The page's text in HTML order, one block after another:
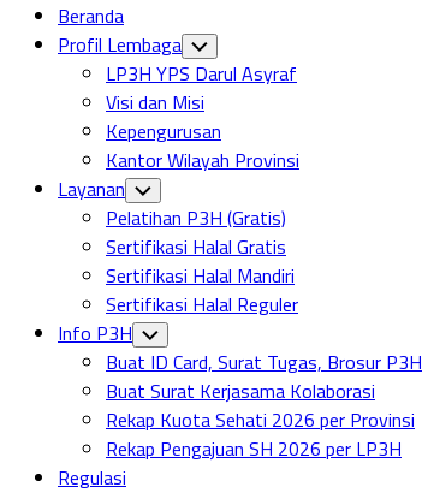
Beranda
Profil Lembaga Toggle
Child
Menu
LP3H YPS Darul Asyraf
Visi dan Misi
Kepengurusan
Kantor Wilayah Provinsi
Layanan Toggle
Child
Menu
Pelatihan P3H (Gratis)
Sertifikasi Halal Gratis
Sertifikasi Halal Mandiri
Sertifikasi Halal Reguler
Info P3H Toggle
Child
Menu
Buat ID Card, Surat Tugas, Brosur P3H
Buat Surat Kerjasama Kolaborasi
Rekap Kuota Sehati 2026 per Provinsi
Rekap Pengajuan SH 2026 per LP3H
Regulasi